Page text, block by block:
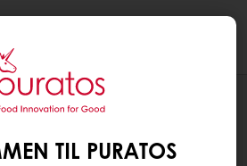
TIL PURATOS